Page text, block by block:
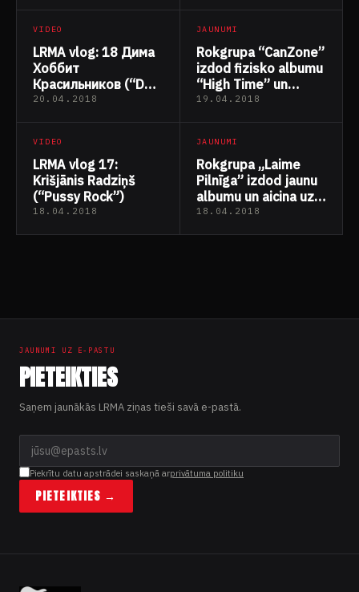
VIDEO
LRMA vlog: 18 Дима
Хоббит
Красильников (“DPI
Studio”)
20.04.2018
JAUNUMI
Rokgrupa “CanZone”
izdod fizisko albumu
“High Time” un
izziņo prezentācijas
19.04.2018
VIDEO
LRMA vlog 17:
Krišjānis Radziņš
(“Pussy Rock”)
18.04.2018
JAUNUMI
Rokgrupa „Laime
Pilnīga” izdod jaunu
albumu un aicina uz
koncertiem
18.04.2018
lappusēm
JAUNUMI UZ E-PASTU
PIETEIKTIES
Saņem jaunākās LRMA ziņas tieši savā e-pastā.
Piekrītu datu apstrādei saskaņā arprivātuma politiku
PIETEIKTIES →